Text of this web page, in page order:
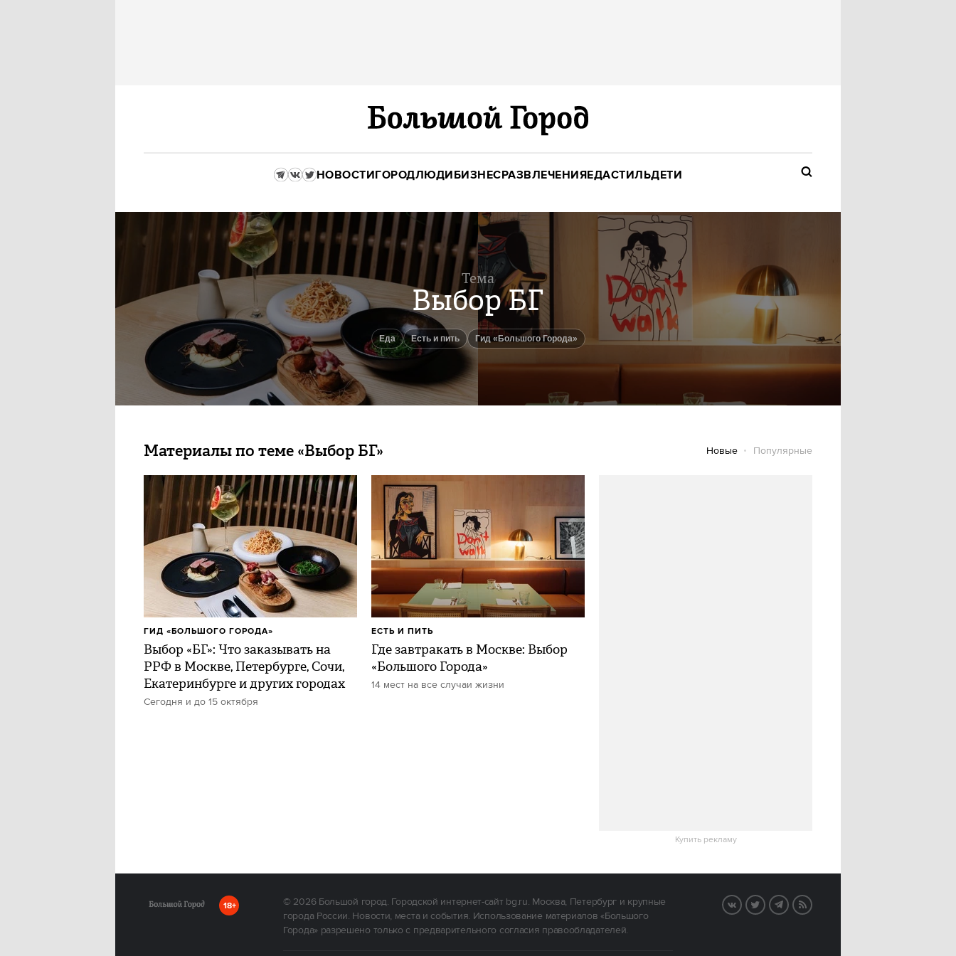
НОВОСТИГОРОДЛЮДИБИЗНЕСРАЗВЛЕЧЕНИЯЕДАСТИЛЬДЕТИ
Тема
Выбор БГ
еда есть и пить Гид «Большого Города»
Материалы по теме «Выбор БГ» Новые Популярные
Купить рекламу
Выбор «БГ»: Что заказывать на
РРФ в Москве, Петербурге, Сочи,
Екатеринбурге и других городах
Сегодня и до 15 октября
ГИД «БОЛЬШОГО ГОРОДА»
Где завтракать в Москве: Выбор
«Большого Города»
14 мест на все случаи жизни
ЕСТЬ И ПИТЬ
18+ © 2026Большой город. Городской интернет-сайт bg.ru. Москва, Петербург и крупные
города России. Новости, места и события. Использование материалов «Большого
Города» разрешено только с предварительного согласия правообладателей.
VK TwitterTelegram
RSS